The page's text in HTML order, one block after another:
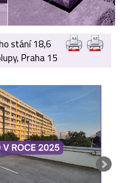
stání 18,6
Praha 15